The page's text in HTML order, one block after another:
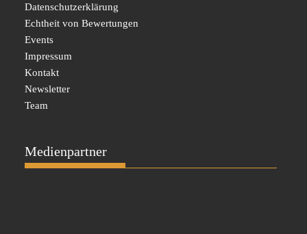
Datenschutzerklärung
Echtheit von Bewertungen
Events
Impressum
Kontakt
Newsletter
Team
Medienpartner